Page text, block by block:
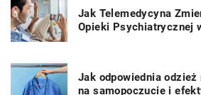
Jak Telemedycyna
Opieki Psychiatrycznej
Jak odpowiednia odzież
na samopoczucie i